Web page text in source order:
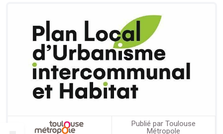
Publié par Toulouse
Métropole